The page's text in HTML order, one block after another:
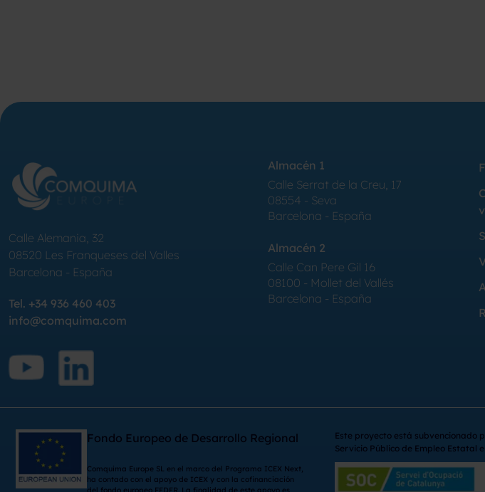
Calle Alemania, 32
08520 Les Franqueses del Valles
Barcelona - España
Tel. +34 936 460 403
info@comquima.com
Almacén 1
Calle Serrat de la Creu, 17
08554 - Seva
Barcelona - España
Almacén 2
Calle Can Pere Gil 16
08100 - Mollet del Vallés
Barcelona - España
Fondo Europeo de Desarrollo Regional
Comquima Europe SL en el marco del Programa ICEX Next,
ha contado con el apoyo de ICEX y con la cofinanciación
Este proyecto está subvencionado
Servicio Público de Empleo Estatal